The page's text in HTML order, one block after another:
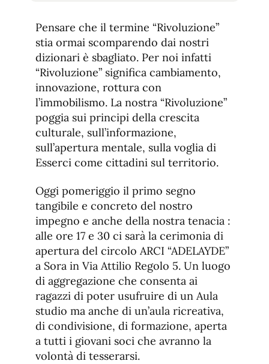
de
fuente
de
fuente.
Pensare che il termine “Rivoluzione”
stia ormai scomparendo dai nostri
dizionari è sbagliato. Per noi infatti
“Rivoluzione” significa cambiamento,
innovazione, rottura con
l’immobilismo. La nostra “Rivoluzione”
poggia sui principi della crescita
culturale, sull’informazione,
sull’apertura mentale, sulla voglia di
Esserci come cittadini sul territorio.
Oggi pomeriggio il primo segno
tangibile e concreto del nostro
impegno e anche della nostra tenacia :
alle ore 17 e 30 ci sarà la cerimonia di
apertura del circolo ARCI “ADELAYDE”
a Sora in Via Attilio Regolo 5. Un luogo
di aggregazione che consenta ai
ragazzi di poter usufruire di un Aula
studio ma anche di un’aula ricreativa,
di condivisione, di formazione, aperta
a tutti i giovani soci che avranno la
volontà di tesserarsi.